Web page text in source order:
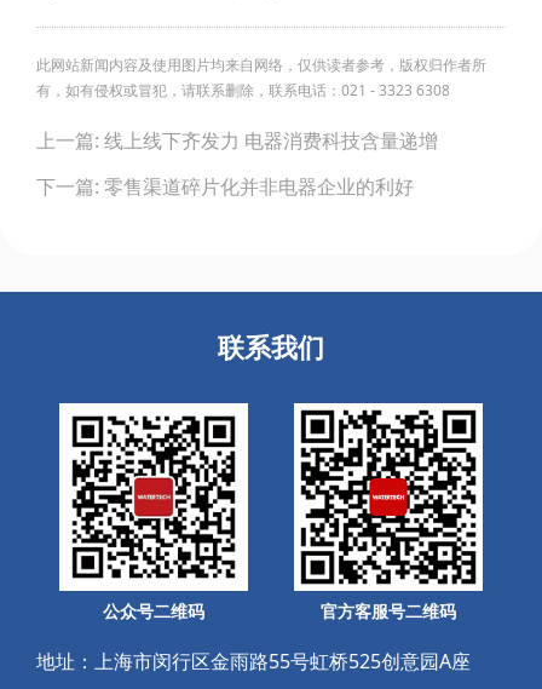
此网站新闻内容及使用图片均来自网络，仅供读者参考，版权归作者所
有，如有侵权或冒犯，请联系删除，联系电话：021 - 3323 6308
navigation
上一篇: 线上线下齐发力 电器消费科技含量递增
下一篇: 零售渠道碎片化并非电器企业的利好
联系我们
公众号二维码 官方客服号二维码
地址：上海市闵行区金雨路55号虹桥525创意园A座